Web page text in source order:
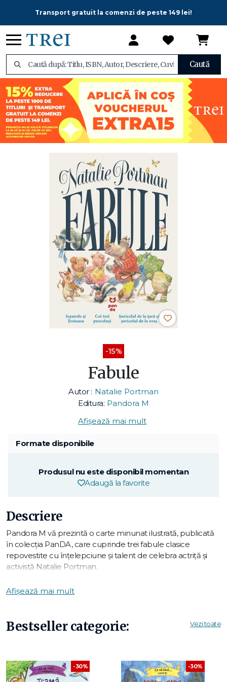
Transport gratuit la comenzi de peste 149 lei!
Caută
-15%
Fabule
Autor : Natalie Portman
Editura: Pandora M
Afișează mai mult
Formate disponibile
Produsul nu este disponibil momentan
Adaugă la favorite
Descriere
Pandora M vă prezintă o carte minunat ilustrată, publicată
în colecția PanDA, care cuprinde trei fabule clasice
repovestite cu înțelepciune și talent de celebra actriță și
activistă Natalie Portman.
Povestite jucăuș, prietenos și în armonie cu fermecătoarele
purceluși șiȘoricelul de la țară și șoricelul de la oraș-
alcătuiesc o carte minunată pentru biblioteca familiei și
NATALIE PORTMANeste câștigătoare a Premiului Oscar,
regizoare, producătoare de film și activistă, printre ale cărei
Afișează mai mult
Bestseller categorie: Vezi toate
-30% -30%